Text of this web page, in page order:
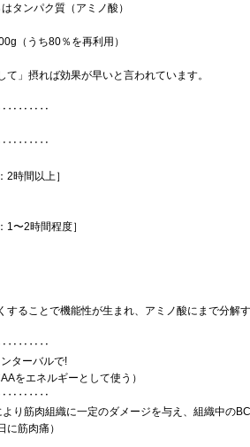
タンパク質（アミノ酸）
（うち80％を再利用）
て」摂れば効果が早いと言われています。
時間以上］
〜2時間程度］
することで機能性が生まれ、アミノ酸にまで分解
ターバルで!
をエネルギーとして使う）
より筋肉組織に一定のダメージを与え、組織中の
筋肉痛）